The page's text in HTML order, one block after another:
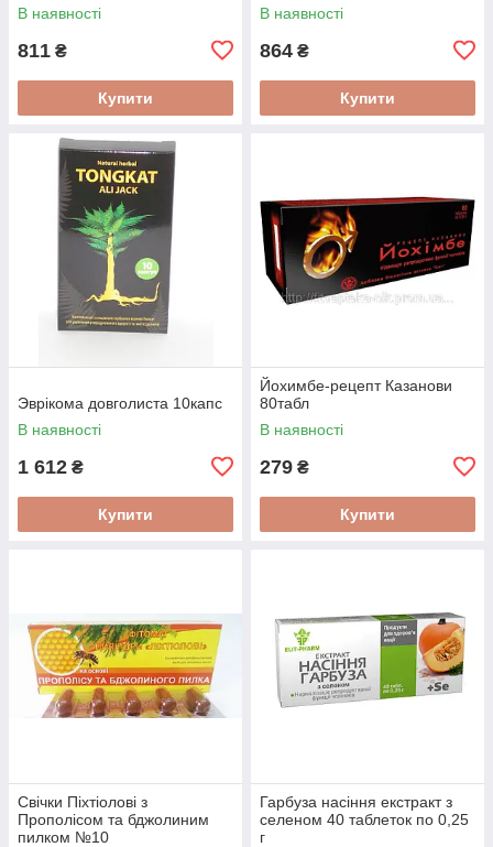
В наявності
811 ₴
Купити
травах від простатиту
В наявності
864 ₴
Купити
Эврікома довголиста 10капс
В наявності
1 612 ₴
Купити
Йохимбе-рецепт Казанови
80табл
В наявності
279 ₴
Купити
Свічки Піхтіолові з
Прополісом та бджолиним
пилком №10
Гарбуза насіння екстракт з
селеном 40 таблеток по 0,25
г